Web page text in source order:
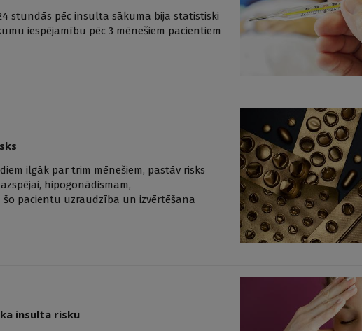
stundās pēc insulta sākuma bija statistiski
iespējamību pēc 3 mēnešiem pacientiem
ilgāk par trim mēnešiem, pastāv risks
hipogonādismam,
pacientu uzraudzība un izvērtēšana
insulta risku